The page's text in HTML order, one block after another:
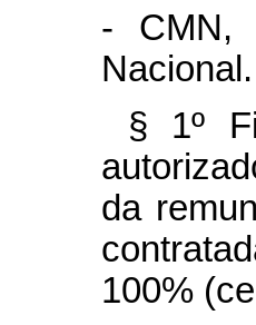
- CMN,
Nacional.
§ 1º
da
100%